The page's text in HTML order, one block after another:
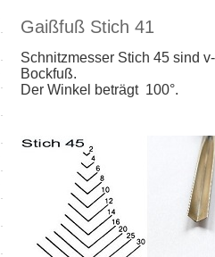
Gaißfuß Stich 41
Schnitzmesser Stich 45 sind
Bockfuß.
Der Winkel beträgt 100°.